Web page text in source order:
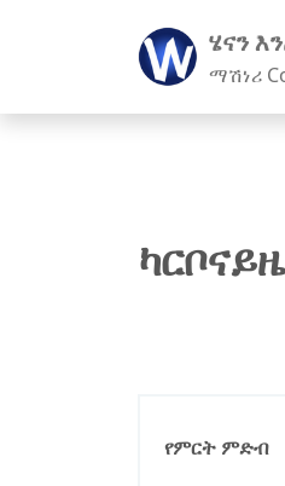
ሄናን
ማሽነሪ
የምርት ምድብ